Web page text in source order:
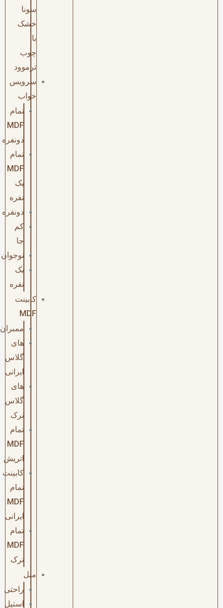
سونا
خشک
چوب
ترموود
سرویس
خواب
تمام
MDF
دونفره
تمام
MDF
نفره
دونفره
کم
نوجوان
یک
نفره
کابینت
MDF
ممبران
های
گلاس
ایرانی
های
گلاس
ترک
تمام
MDF
اتریش
کابینت
تمام
MDF
ایرانی
تمام
MDF
ترک
مبل
راحتی
استیل